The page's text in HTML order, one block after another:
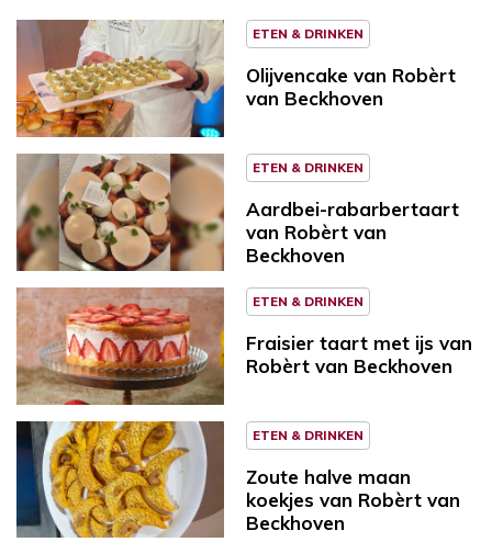
ETEN & DRINKEN
Olijvencake van Robèrt
van Beckhoven
ETEN & DRINKEN
Aardbei-rabarbertaart
van Robèrt van
Beckhoven
ETEN & DRINKEN
Fraisier taart met ijs van
Robèrt van Beckhoven
ETEN & DRINKEN
Zoute halve maan
koekjes van Robèrt van
Beckhoven